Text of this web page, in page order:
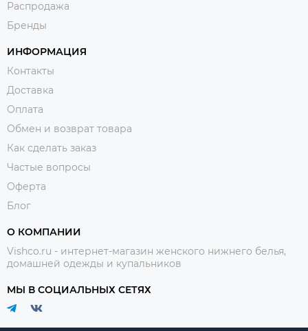
Распродажа
Бренды
ИНФОРМАЦИЯ
Контакты
Доставка
Оплата
Обмен и возврат товара
Как сделать заказ
Частые вопросы
Оферта
Блог
О КОМПАНИИ
Vishco.ru - интернет-магазин женского нижнего белья,
домашней одежды и купальников
МЫ В СОЦИАЛЬНЫХ СЕТЯХ